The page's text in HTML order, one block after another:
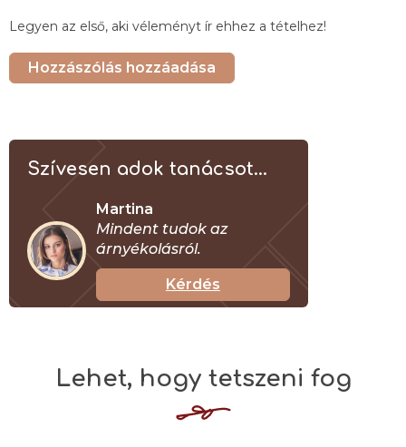
Legyen az első, aki véleményt ír ehhez a tételhez!
Hozzászólás hozzáadása
Szívesen adok tanácsot...
Martina
Mindent tudok az
árnyékolásról.
Kérdés